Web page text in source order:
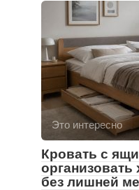
Это интересно
Кровать с
организовать
без лишней